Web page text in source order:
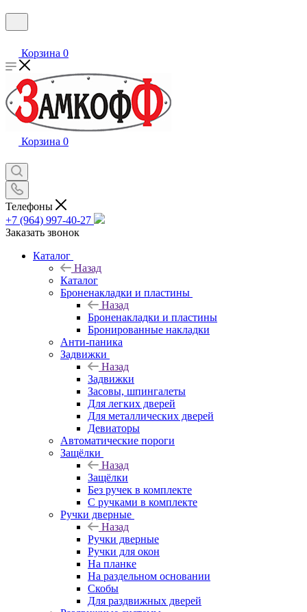
Корзина 0
Корзина 0
Телефоны
+7 (964) 997-40-27
Заказать звонок
Каталог
Назад
Каталог
Броненакладки и пластины
Назад
Броненакладки и пластины
Бронированные накладки
Анти-паника
Задвижки
Назад
Задвижки
Засовы, шпингалеты
Для легких дверей
Для металлических дверей
Девиаторы
Автоматические пороги
Защёлки
Назад
Защёлки
Без ручек в комплекте
С ручками в комплекте
Ручки дверные
Назад
Ручки дверные
Ручки для окон
На планке
На раздельном основании
Скобы
Для раздвижных дверей